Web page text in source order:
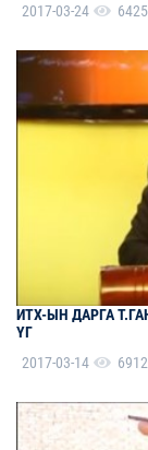
2017-03-24
6425
ИТХ-ЫН ДАРГА
ҮГ
2017-03-14
6912